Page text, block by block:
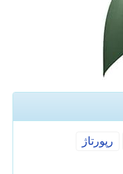
رپورتاژ